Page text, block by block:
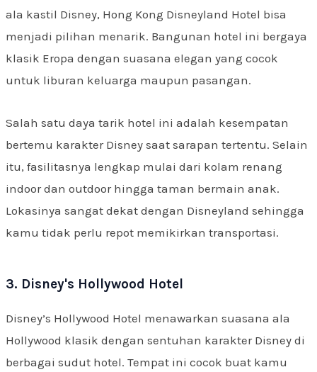
ala kastil Disney, Hong Kong Disneyland Hotel bisa
menjadi pilihan menarik. Bangunan hotel ini bergaya
klasik Eropa dengan suasana elegan yang cocok
untuk liburan keluarga maupun pasangan.
Salah satu daya tarik hotel ini adalah kesempatan
bertemu karakter Disney saat sarapan tertentu. Selain
itu, fasilitasnya lengkap mulai dari kolam renang
indoor dan outdoor hingga taman bermain anak.
Lokasinya sangat dekat dengan Disneyland sehingga
kamu tidak perlu repot memikirkan transportasi.
3. Disney's Hollywood Hotel
Disney’s Hollywood Hotel menawarkan suasana ala
Hollywood klasik dengan sentuhan karakter Disney di
berbagai sudut hotel. Tempat ini cocok buat kamu